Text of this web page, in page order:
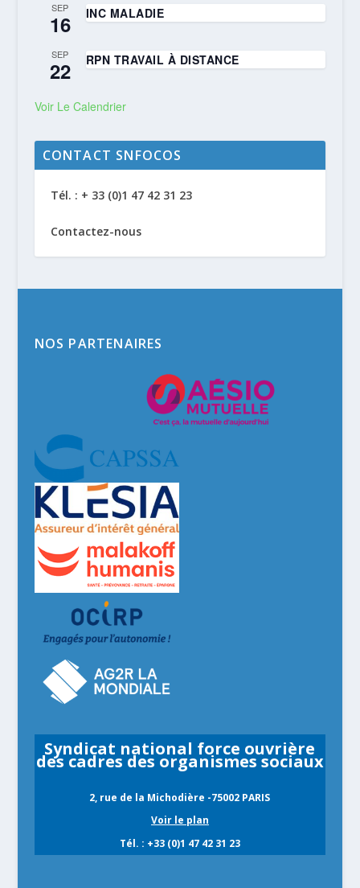
SEP
16 INC MALADIE
SEP
22 RPN TRAVAIL À DISTANCE
Voir Le Calendrier
CONTACT SNFOCOS
Tél. : + 33 (0)1 47 42 31 23
Contactez-nous
NOS PARTENAIRES
Syndicat national force ouvrière
des cadres des organismes sociaux
2, rue de la Michodière -75002 PARIS
Voir le plan
Tél. : +33 (0)1 47 42 31 23